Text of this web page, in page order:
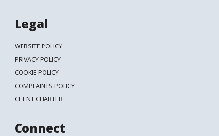
Legal
WEBSITE POLICY
PRIVACY POLICY
COOKIE POLICY
COMPLAINTS POLICY
CLIENT CHARTER
Connect